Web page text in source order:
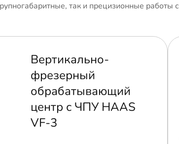
так и прецизионные
Вертикально-
фрезерный
обрабатывающий
центр с ЧПУ HAAS
VF-3